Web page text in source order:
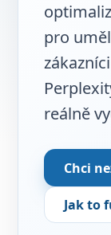
pro
reálně
Chci
Jak to